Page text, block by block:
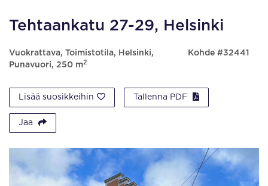
Tehtaankatu 27-29, Helsinki
Vuokrattava, Toimistotila, Helsinki,
Punavuori, 250 m2
Kohde #32441
Lisää suosikkeihin Tallenna PDF
Jaa